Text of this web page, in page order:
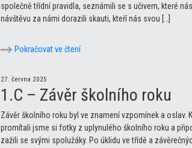
společně třídní pravidla, seznámili se s učivem, které
návštěvu za námi dorazili skauti, kteří nás svou […]
Pokračovat ve čtení
27. června 2025
1.C – Závěr školního roku
Závěr školního roku byl ve znamení vzpomínek a oslav.
promítali jsme si fotky z uplynulého školního roku a
zažili se svými spolužáky. Po úklidu ve třídě a